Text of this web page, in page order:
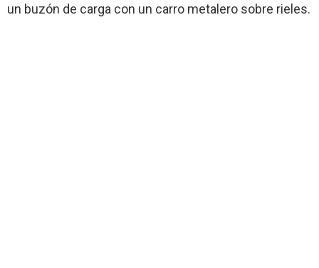
un buzón de carga con un carro metalero sobre rieles.